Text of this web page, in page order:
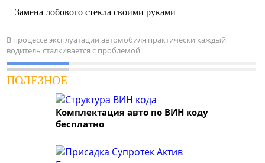
Замена лобового стекла своими руками
В процессе эксплуатации автомобиля практически каждый
водитель сталкивается с проблемой
ПОЛЕЗНОЕ
Комплектация авто по ВИН коду
бесплатно